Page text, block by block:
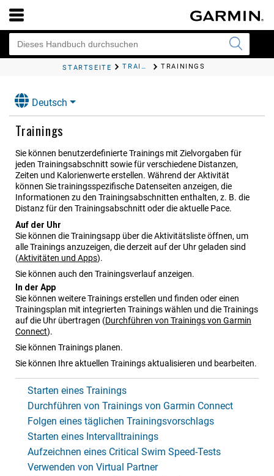
STARTSEITE TRAINING TRAININGS
Deutsch
Trainings
Sie können benutzerdefinierte Trainings mit Zielvorgaben für
jeden Trainingsabschnitt sowie für verschiedene Distanzen,
Zeiten und Kalorienwerte erstellen. Während der Aktivität
können Sie trainingsspezifische Datenseiten anzeigen, die
Informationen zu den Trainingsabschnitten enthalten, z. B. die
Distanz für den Trainingsabschnitt oder die aktuelle Pace.
Auf der Uhr
Sie können die Trainingsapp über die Aktivitätsliste öffnen, um
alle Trainings anzuzeigen, die derzeit auf der Uhr geladen sind
(Aktivitäten und Apps).
Sie können auch den Trainingsverlauf anzeigen.
In der App
Sie können weitere Trainings erstellen und finden oder einen
Trainingsplan mit integrierten Trainings wählen und die Trainings
auf die Uhr übertragen (Durchführen von Trainings von Garmin
Connect).
Sie können Trainings planen.
Sie können Ihre aktuellen Trainings aktualisieren und bearbeiten.
Starten eines Trainings
Durchführen von Trainings von Garmin Connect
Folgen eines täglichen Trainingsvorschlags
Starten eines Intervalltrainings
Aufzeichnen eines Critical Swim Speed-Tests
Verwenden von Virtual Partner